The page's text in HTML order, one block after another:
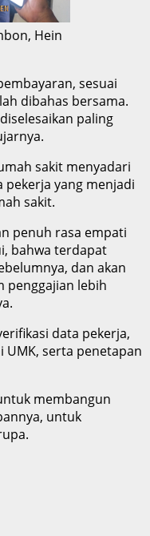
Hein
sesuai
dibahas bersama.
paling
sakit menyadari
yang menjadi
sakit.
penuh rasa empati
bahwa terdapat
dan akan
penggajian lebih
data pekerja,
UMK, serta penetapan
membangun
untuk